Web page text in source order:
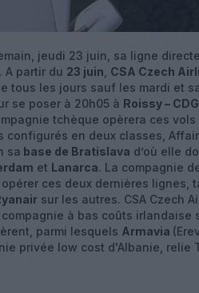
jeudi 23 juin, sa ligne
A partir du 23 juin CSA Czech
tous les jours sauf les mardi et
se poser à 20h05 à Roissy – CDG
tchèque opèrera ces vols
configurés en deux classes,
sa base de Bratislava d’où elle
et Lanarca. La compagnie
ces deux dernières lignes,
sur les autres. CSA Czech
à bas coûts irlandaise
parmi lesquels Armavia
privée low cost d'Albanie, relie